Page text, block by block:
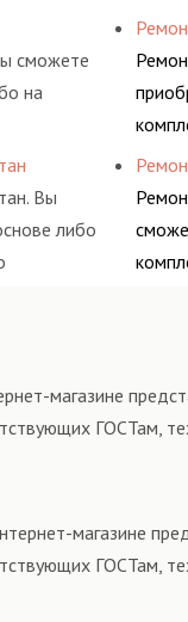
сможете
на
Вы
либо
магазине
ГОСТам,
магазине
ГОСТам,